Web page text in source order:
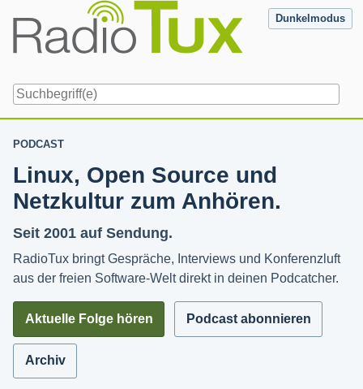
content
Dunkelmodus
PODCAST
Linux, Open Source und
Netzkultur zum Anhören.
Seit 2001 auf Sendung.
RadioTux bringt Gespräche, Interviews und Konferenzluft
aus der freien Software-Welt direkt in deinen Podcatcher.
Aktuelle Folge hören Podcast abonnieren
Archiv